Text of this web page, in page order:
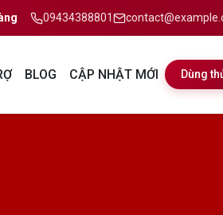
09434388801
BLOG CẬP NHẬT MỚI Dùng